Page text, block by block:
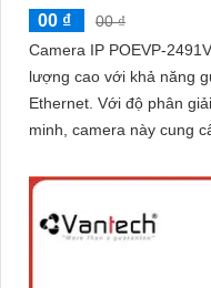
00 ₫
00 ₫
Camera IP POEVP-
lượng cao với khả năng
Ethernet. Với độ phân giải cao và đèn hồng ngoại thông
minh, camera này cung